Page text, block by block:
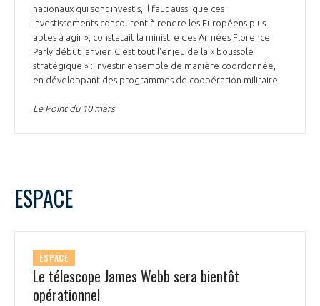
nationaux qui sont investis, il faut aussi que ces
investissements concourent à rendre les Européens plus
aptes à agir », constatait la ministre des Armées Florence
Parly début janvier. C'est tout l'enjeu de la « boussole
stratégique » : investir ensemble de manière coordonnée,
en développant des programmes de coopération militaire.
Le Point du 10 mars
ESPACE
ESPACE
Le télescope James Webb sera bientôt
opérationnel